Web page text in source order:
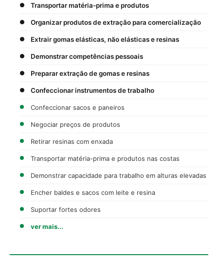
Transportar matéria-prima e produtos
Organizar produtos de extração para comercialização
Extrair gomas elásticas, não elásticas e resinas
Demonstrar competências pessoais
Preparar extração de gomas e resinas
Confeccionar instrumentos de trabalho
Confeccionar sacos e paneiros
Negociar preços de produtos
Retirar resinas com enxada
Transportar matéria-prima e produtos nas costas
Demonstrar capacidade para trabalho em alturas elevadas
Encher baldes e sacos com leite e resina
Suportar fortes odores
ver mais...